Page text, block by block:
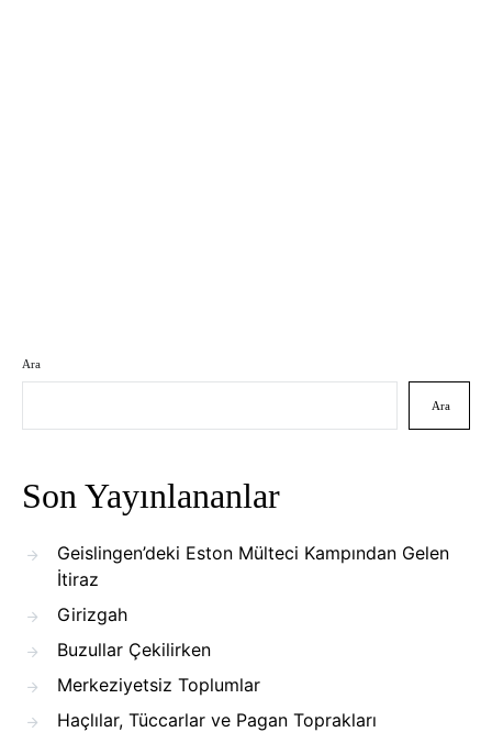
Ara
Ara
Son Yayınlananlar
Geislingen’deki Eston Mülteci Kampından Gelen
İtiraz
Girizgah
Buzullar Çekilirken
Merkeziyetsiz Toplumlar
Haçlılar, Tüccarlar ve Pagan Toprakları